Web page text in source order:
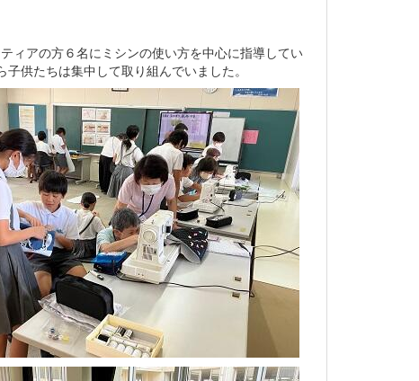
ィアの方６名にミシンの使い方を中心に指導してい
供たちは集中して取り組んでいました。